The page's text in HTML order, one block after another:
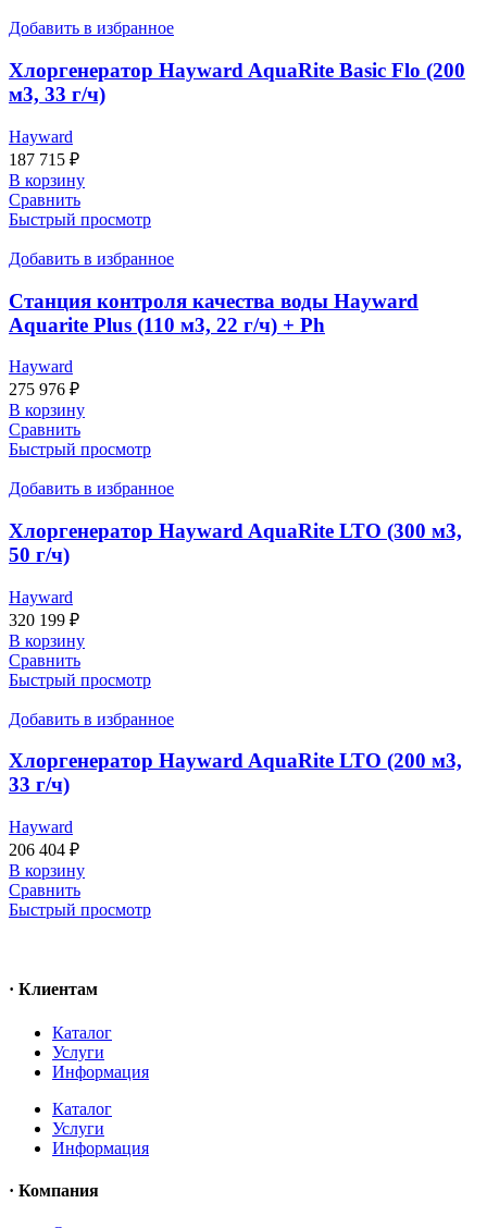
Добавить в избранное
Хлоргенератор Hayward AquaRite Basic Flo (200
м3, 33 г/ч)
Hayward
187 715 ₽
В корзину
Сравнить
Быстрый просмотр
Добавить в избранное
Станция контроля качества воды Hayward
Aquarite Plus (110 м3, 22 г/ч) + Ph
Hayward
275 976 ₽
В корзину
Сравнить
Быстрый просмотр
Добавить в избранное
Хлоргенератор Hayward AquaRite LTO (300 м3,
50 г/ч)
Hayward
320 199 ₽
В корзину
Сравнить
Быстрый просмотр
Добавить в избранное
Хлоргенератор Hayward AquaRite LTO (200 м3,
33 г/ч)
Hayward
206 404 ₽
В корзину
Сравнить
Быстрый просмотр
· Клиентам
Каталог
Услуги
Информация
Каталог
Услуги
Информация
· Компания